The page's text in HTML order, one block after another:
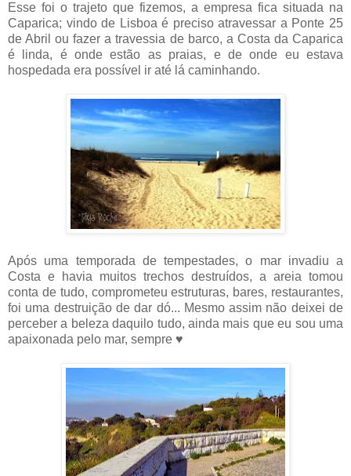
Esse foi o trajeto que fizemos, a empresa fica situada na
Caparica; vindo de Lisboa é preciso atravessar a Ponte 25
de Abril ou fazer a travessia de barco, a Costa da Caparica
é linda, é onde estão as praias, e de onde eu estava
hospedada era possível ir até lá caminhando.
Após uma temporada de tempestades, o mar invadiu a
Costa e havia muitos trechos destruídos, a areia tomou
conta de tudo, comprometeu estruturas, bares, restaurantes,
foi uma destruição de dar dó... Mesmo assim não deixei de
perceber a beleza daquilo tudo, ainda mais que eu sou uma
apaixonada pelo mar, sempre ♥